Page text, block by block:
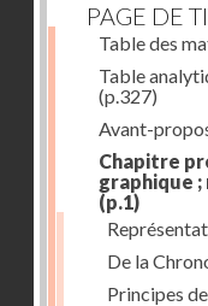
PAGE DE
Table des
Table
(p.327)
Avant-
Chapitre
graphique
(p.1)
De la
Principes